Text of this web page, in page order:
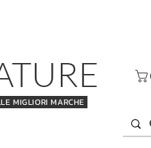
MIGLIORI MARCHE